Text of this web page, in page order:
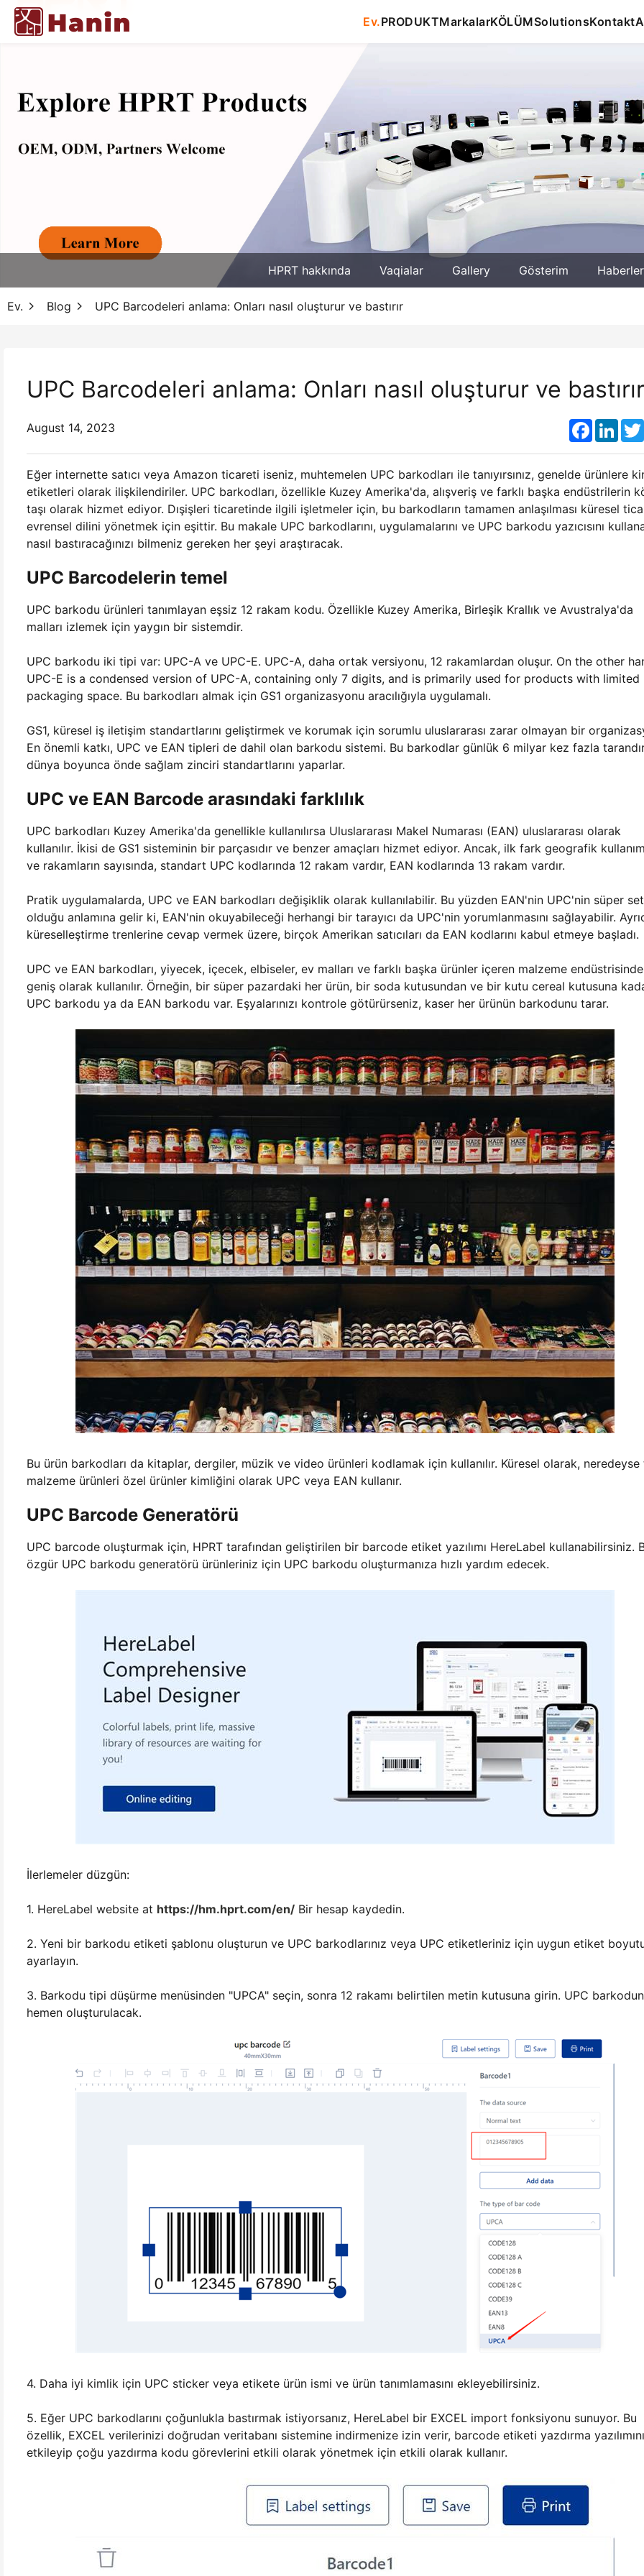
Ev.PRODUKTMarkalarKÖLÜMSolutionsKontakt
HPRT hakkında Vaqialar Gallery Gösterim Haberler
Ev. Blog UPC Barcodeleri anlama: Onları nasıl oluşturur ve bastırır
UPC Barcodeleri anlama: Onları nasıl oluşturur ve bastırır
August 14, 2023
Eğer internette satıcı veya Amazon ticareti iseniz, muhtemelen UPC barkodları ile tanıyırsınız, genelde ürünlere
etiketleri olarak ilişkilendiriler. UPC barkodları, özellikle Kuzey Amerika'da, alışveriş ve farklı başka endüstrilerin
taşı olarak hizmet ediyor. Dışişleri ticaretinde ilgili işletmeler için, bu barkodların tamamen anlaşılması küresel
evrensel dilini yönetmek için eşittir. Bu makale UPC barkodlarını, uygulamalarını ve UPC barkodu yazıcısını
nasıl bastıracağınızı bilmeniz gereken her şeyi araştıracak.
UPC Barcodelerin temel
UPC barkodu ürünleri tanımlayan eşsiz 12 rakam kodu. Özellikle Kuzey Amerika, Birleşik Krallık ve Avustralya'da
malları izlemek için yaygın bir sistemdir.
UPC barkodu iki tipi var: UPC-A ve UPC-E. UPC-A, daha ortak versiyonu, 12 rakamlardan oluşur. On the other
UPC-E is a condensed version of UPC-A, containing only 7 digits, and is primarily used for products with limited
packaging space. Bu barkodları almak için GS1 organizasyonu aracılığıyla uygulamalı.
GS1, küresel iş iletişim standartlarını geliştirmek ve korumak için sorumlu uluslararası zarar olmayan bir
En önemli katkı, UPC ve EAN tipleri de dahil olan barkodu sistemi. Bu barkodlar günlük 6 milyar kez fazla
dünya boyunca önde sağlam zinciri standartlarını yaparlar.
UPC ve EAN Barcode arasındaki farklılık
UPC barkodları Kuzey Amerika'da genellikle kullanılırsa Uluslararası Makel Numarası (EAN) uluslararası olarak
kullanılır. İkisi de GS1 sisteminin bir parçasıdır ve benzer amaçları hizmet ediyor. Ancak, ilk fark geografik
ve rakamların sayısında, standart UPC kodlarında 12 rakam vardır, EAN kodlarında 13 rakam vardır.
Pratik uygulamalarda, UPC ve EAN barkodları değişiklik olarak kullanılabilir. Bu yüzden EAN'nin UPC'nin süper
olduğu anlamına gelir ki, EAN'nin okuyabileceği herhangi bir tarayıcı da UPC'nin yorumlanmasını sağlayabilir.
küreselleştirme trenlerine cevap vermek üzere, birçok Amerikan satıcıları da EAN kodlarını kabul etmeye başladı.
UPC ve EAN barkodları, yiyecek, içecek, elbiseler, ev malları ve farklı başka ürünler içeren malzeme endüstrisinde
geniş olarak kullanılır. Örneğin, bir süper pazardaki her ürün, bir soda kutusundan ve bir kutu cereal kutusuna
UPC barkodu ya da EAN barkodu var. Eşyalarınızı kontrole götürürseniz, kaser her ürünün barkodunu tarar.
Bu ürün barkodları da kitaplar, dergiler, müzik ve video ürünleri kodlamak için kullanılır. Küresel olarak, neredeyse
malzeme ürünleri özel ürünler kimliğini olarak UPC veya EAN kullanır.
UPC Barcode Generatörü
UPC barcode oluşturmak için, HPRT tarafından geliştirilen bir barcode etiket yazılımı HereLabel kullanabilirsiniz.
özgür UPC barkodu generatörü ürünleriniz için UPC barkodu oluşturmanıza hızlı yardım edecek.
İlerlemeler düzgün:
1. HereLabel website at https://hm.hprt.com/en/ Bir hesap kaydedin.
2. Yeni bir barkodu etiketi şablonu oluşturun ve UPC barkodlarınız veya UPC etiketleriniz için uygun etiket
ayarlayın.
3. Barkodu tipi düşürme menüsinden "UPCA" seçin, sonra 12 rakamı belirtilen metin kutusuna girin. UPC
hemen oluşturulacak.
4. Daha iyi kimlik için UPC sticker veya etikete ürün ismi ve ürün tanımlamasını ekleyebilirsiniz.
5. Eğer UPC barkodlarını çoğunlukla bastırmak istiyorsanız, HereLabel bir EXCEL import fonksiyonu sunuyor. Bu
özellik, EXCEL verilerinizi doğrudan veritabanı sistemine indirmenize izin verir, barcode etiketi yazdırma yazılımını
etkileyip çoğu yazdırma kodu görevlerini etkili olarak yönetmek için etkili olarak kullanır.